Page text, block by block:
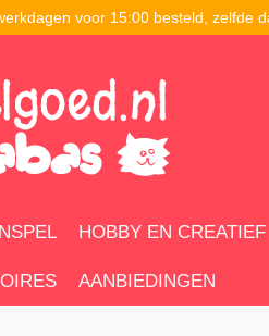
voor 15:00 besteld,
HOBBY EN CREATIEF
AANBIEDINGEN